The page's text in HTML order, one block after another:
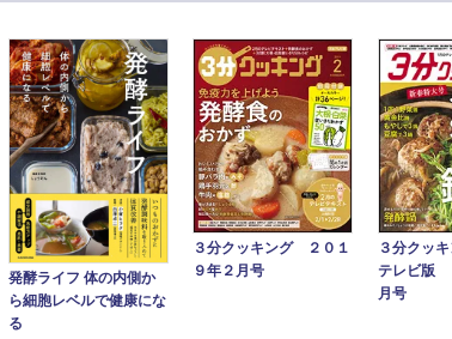
発酵ライフ 体の内側か
ら細胞レベルで健康にな
る
３分クッキング ２０１
９年２月号
３分クッ
テレビ版
月号